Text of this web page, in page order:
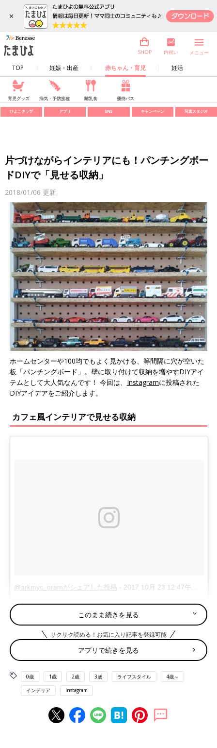
×
TOP 妊娠・出産 赤ちゃん・育児 妊活
SHOP 内祝い メニュー
育児グッズ 病気・予防接種 離乳食 優待パス
ひよこクラブ アプリ SNS キャンペーン 写真スタジオ
片づけながらインテリアにも！パンチングボー
ドDIYで「見せる収納」
2018/01/06 更新
ホームセンターや100均でもよく見かける、等間隔に穴が空いた
板「パンチングボード」。壁に取り付けて収納を増やすDIYアイ
テムとして大人気なんです！ 今回は、 Instagramに投稿された
DIYアイデアをご紹介します。
カフェ風インテリアで見せる収納
@arkmyc_gramがシェアした投稿 - 2017 10月 23 12:47午前 PDT
arkmyc_gramさん（@
）は、パンチングボードを
希望の大きさにカットしてくれるネットショップを探して購入
（パンチングボード3,000円＋送料）。壁に収納できると、カウ
ンターがスッキリして調理しやすくなりますね！
＜つくりかた＞
①パンチングボードの側面の木目が見えないように、側面のみ軽
くヤスリがけしてから塗装。
②壁に穴を開け、アンカーを打ち込み、パンチングボード用の金
具で取り付け。
③パンチングボードに棚板を取り付けたらできあがり。
このまま続きを見る
サクサク読める！お気に入り記事を登録可能
アプリで続きを見る
0歳 1歳 2歳 3歳 ライフスタイル 4歳～
インテリア Instagram